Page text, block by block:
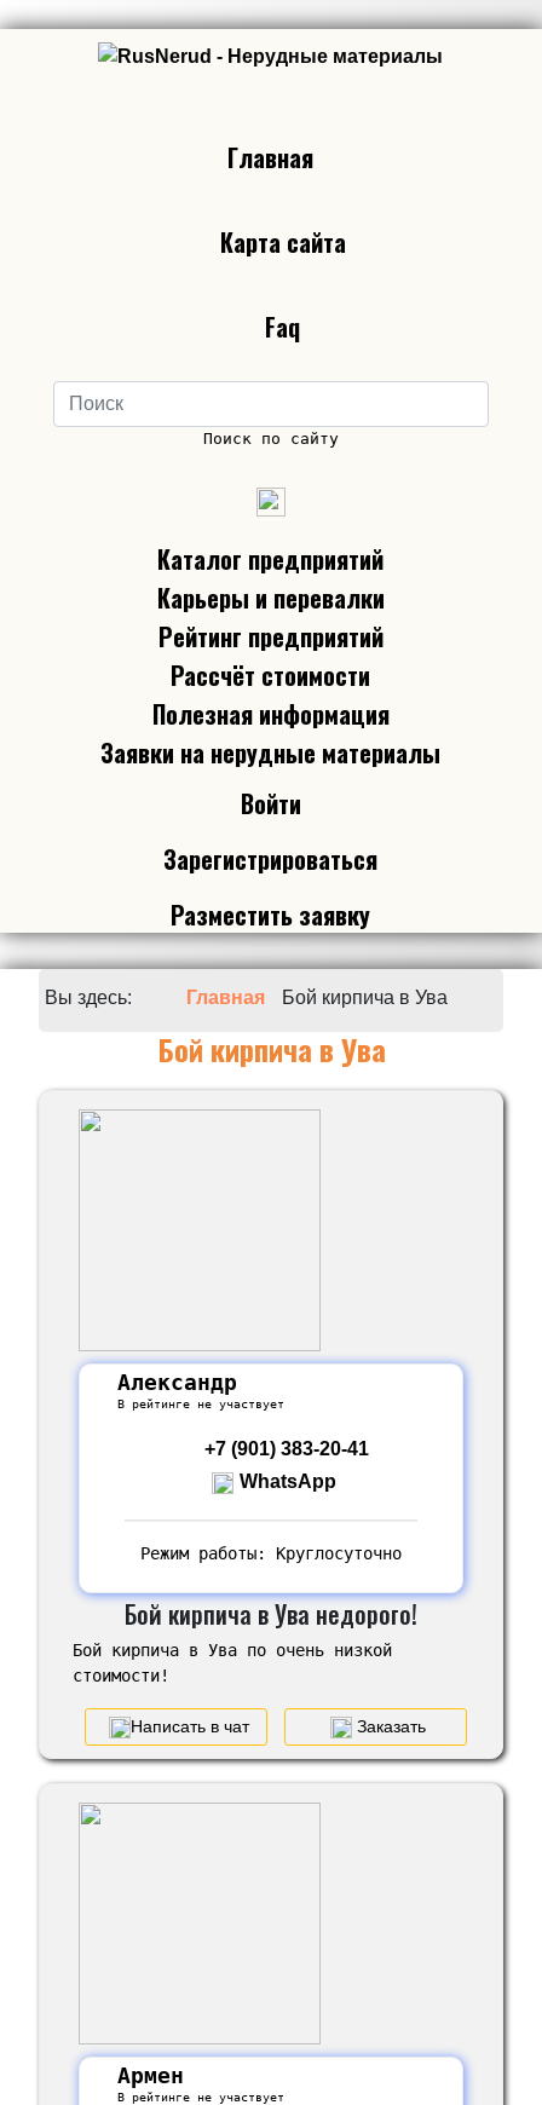
Главная
Карта сайта
Faq
Поиск по сайту
Каталог предприятий
Карьеры и перевалки
Рейтинг предприятий
Рассчёт стоимости
Полезная информация
Заявки на нерудные материалы
Войти
Зарегистрироваться
Разместить заявку
Вы здесь: Главная Бой кирпича в Ува
Бой кирпича в Ува
Александр
В рейтинге не участвует
+7 (901) 383-20-41
WhatsApp
Режим работы: Круглосуточно
Бой кирпича в Ува недорого!
Бой кирпича в Ува по очень низкой
стоимости!
Написать в чат Заказать
Армен
В рейтинге не участвует